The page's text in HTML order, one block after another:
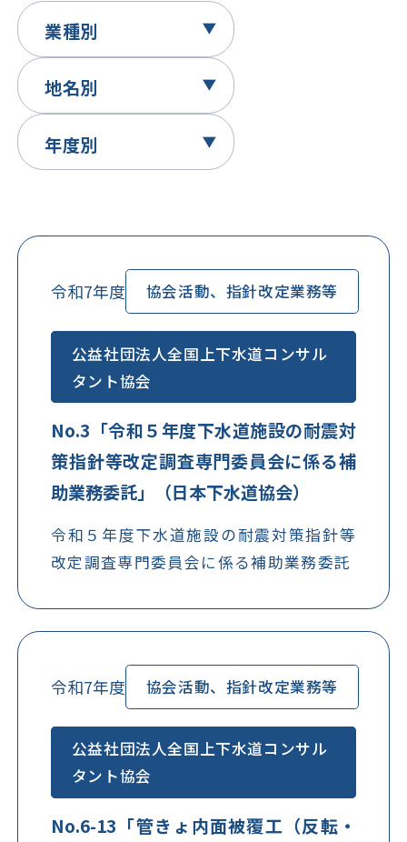
令和7年度 協会活動、指針改定業務等
公益社団法人全国上下水道コンサル
タント協会
No.3「令和５年度下水道施設の耐震対
策指針等改定調査専門委員会に係る補
助業務委託」（日本下水道協会）
令和５年度下水道施設の耐震対策指針等
改定調査専門委員会に係る補助業務委託
令和7年度 協会活動、指針改定業務等
公益社団法人全国上下水道コンサル
タント協会
No.6-13「管きょ内面被覆工（反転・